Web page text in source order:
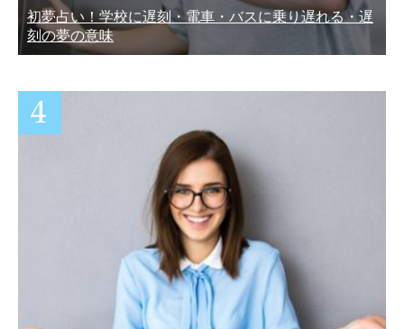
初夢占い！学校に遅刻・電車・バスに乗り遅れる・遅
刻の夢の意味